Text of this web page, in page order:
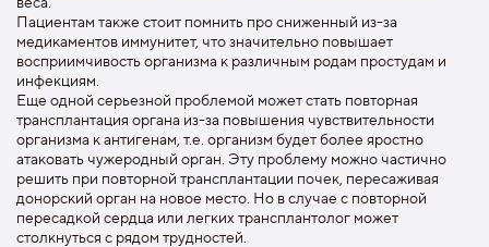
Пациентам также стоит помнить про сниженный из-за
медикаментов иммунитет, что значительно повышает
восприимчивость организма к различным родам простудам и
инфекциям.
Еще одной серьезной проблемой может стать повторная
трансплантация органа из-за повышения чувствительности
организма к антигенам, т.е. организм будет более яростно
атаковать чужеродный орган. Эту проблему можно частично
решить при повторной трансплантации почек, пересаживая
донорский орган на новое место. Но в случае с повторной
пересадкой сердца или легких трансплантолог может
столкнуться с рядом трудностей.